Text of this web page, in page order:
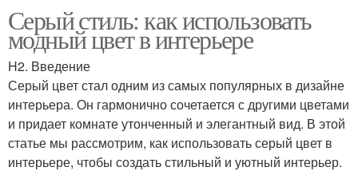
Серый стиль: как использовать
модный цвет в интерьере
H2. Введение
Серый цвет стал одним из самых популярных в дизайне
интерьера. Он гармонично сочетается с другими цветами
и придает комнате утонченный и элегантный вид. В этой
статье мы рассмотрим, как использовать серый цвет в
интерьере, чтобы создать стильный и уютный интерьер.